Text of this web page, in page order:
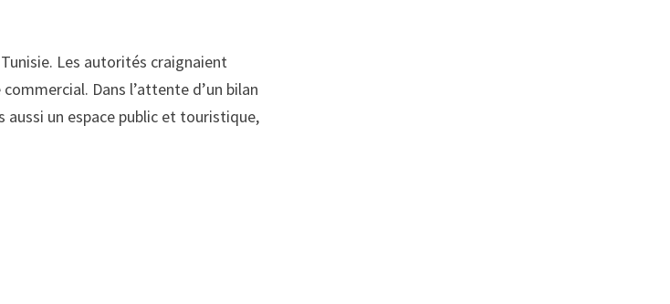
Les autorités craignaient
Dans l’attente d’un bilan
un espace public et touristique,